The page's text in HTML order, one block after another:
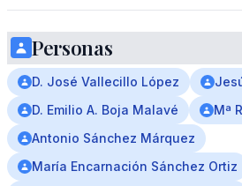
Personas
D. José Vallecillo López
D. Emilio A. Boja Malavé
Mª
Antonio Sánchez Márquez
María Encarnación Sánchez Ortiz